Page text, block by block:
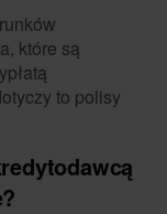
które są
to polisy